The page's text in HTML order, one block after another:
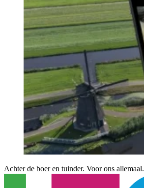
Achter de boer en tuinder. Voor ons allemaal.